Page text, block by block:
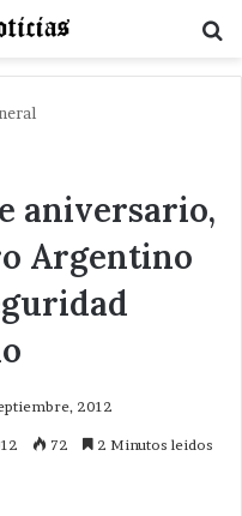
aniversario,
Argentino
2012
72 2 Minutos leidos